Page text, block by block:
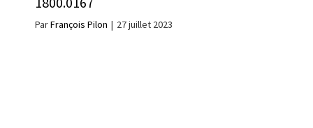
ParFrançois Pilon | 27 juillet 2023